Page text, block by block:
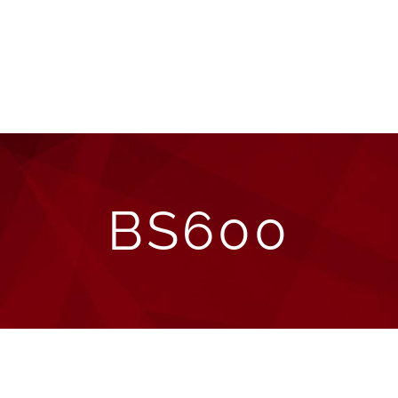
BS600